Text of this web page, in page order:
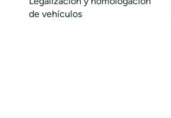
de vehículos